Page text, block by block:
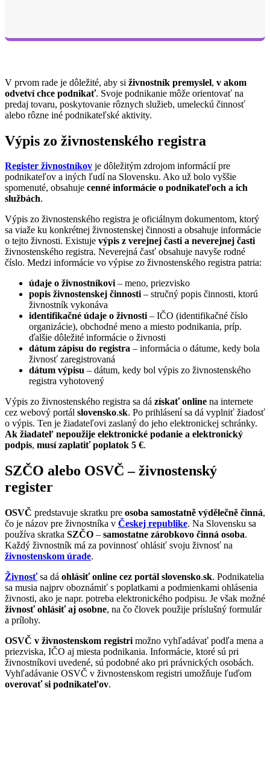
V prvom rade je dôležité, aby si živnostník premyslel, v akom
odvetví chce podnikať. Svoje podnikanie môže orientovať na
predaj tovaru, poskytovanie rôznych služieb, umeleckú činnosť
alebo rôzne iné podnikateľské aktivity.
Výpis zo živnostenského registra
Register živnostníkov je dôležitým zdrojom informácií pre
podnikateľov a iných ľudí na Slovensku. Ako už bolo vyššie
spomenuté, obsahuje cenné informácie o podnikateľoch a ich
službách.
Výpis zo živnostenského registra je oficiálnym dokumentom, ktorý
sa viaže ku konkrétnej živnostenskej činnosti a obsahuje informácie
o tejto živnosti. Existuje výpis z verejnej časti a neverejnej časti
živnostenského registra. Neverejná časť obsahuje navyše rodné
číslo. Medzi informácie vo výpise zo živnostenského registra patria:
údaje o živnostníkovi– meno, priezvisko
popis živnostenskej činnosti– stručný popis činnosti, ktorú
živnostník vykonáva
identifikačné údaje o živnosti– IČO (identifikačné číslo
organizácie), obchodné meno a miesto podnikania, príp.
ďalšie dôležité informácie o živnosti
dátum zápisu do registra – informácia o dátume, kedy bola
živnosť zaregistrovaná
dátum výpisu – dátum, kedy bol výpis zo živnostenského
registra vyhotovený
Výpis zo živnostenského registra sa dá získať online na internete
cez webový portál slovensko.sk. Po prihlásení sa dá vyplniť žiadosť
o výpis. Ten je žiadateľovi zaslaný do jeho elektronickej schránky.
Ak žiadateľ nepoužije elektronické podanie a elektronický
podpis, musí zaplatiť poplatok 5 €.
SZČO alebo OSVČ – živnostenský
register
OSVČ predstavuje skratku pre osoba samostatně výdělečně činná,
čo je názov pre živnostníka v Českej republike. Na Slovensku sa
používa skratka SZČO – samostatne zárobkovo činná osoba.
Každý živnostník má za povinnosť ohlásiť svoju živnosť na
živnostenskom úrade.
Živnosťsa dá ohlásiť online cez portál slovensko.sk. Podnikatelia
sa musia najprv oboznámiť s poplatkami a podmienkami ohlásenia
živnosti, ako je napr. potreba elektronického podpisu. Je však možné
živnosť ohlásiť aj osobne, na čo človek použije príslušný formulár
a prílohy.
OSVČ v živnostenskom registri možno vyhľadávať podľa mena a
priezviska, IČO aj miesta podnikania. Informácie, ktoré sú pri
živnostníkovi uvedené, sú podobné ako pri právnických osobách.
Vyhľadávanie OSVČ v živnostenskom registri umožňuje ľuďom
overovať si podnikateľov.